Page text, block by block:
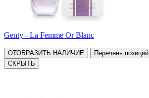
Genty - La Femme Or Blanc
ОТОБРАЗИТЬ НАЛИЧИЕ
Перечень позиций
СКРЫТЬ